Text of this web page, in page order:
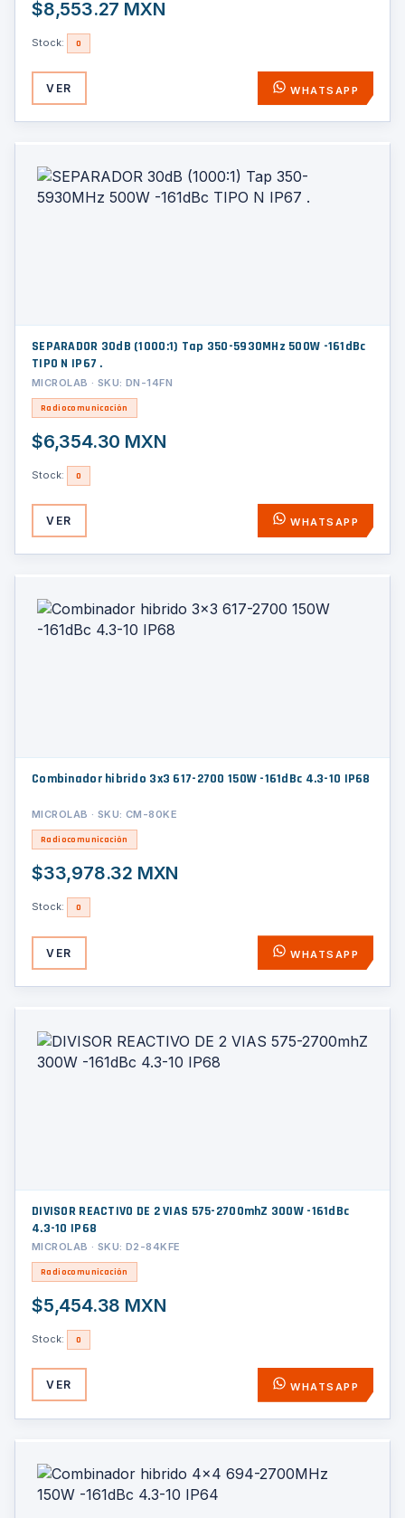
$8,553.27 MXN
Stock: 0
VER WHATSAPP
SEPARADOR 30dB (1000:1) Tap 350-5930MHz 500W -161dBc
TIPO N IP67 .
MICROLAB · SKU: DN-14FN
Radiocomunicación
$6,354.30 MXN
Stock: 0
VER WHATSAPP
Combinador hibrido 3x3 617-2700 150W -161dBc 4.3-10 IP68
MICROLAB · SKU: CM-80KE
Radiocomunicación
$33,978.32 MXN
Stock: 0
VER WHATSAPP
DIVISOR REACTIVO DE 2 VIAS 575-2700mhZ 300W -161dBc
4.3-10 IP68
MICROLAB · SKU: D2-84KFE
Radiocomunicación
$5,454.38 MXN
Stock: 0
VER WHATSAPP